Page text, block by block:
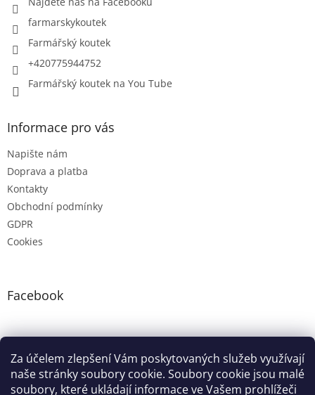
Za účelem zlepšení Vám poskytovaných služeb využívají
naše stránky soubory cookie. Soubory cookie jsou malé
soubory, které ukládají informace ve Vašem prohlížeči
farmarskykoutek
Farmářský koutek
+420775944752
Farmářský koutek na You Tube
Informace pro vás
Napište nám
Doprava a platba
Kontakty
Obchodní podmínky
GDPR
Cookies
Facebook